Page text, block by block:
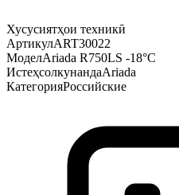
Хусусиятҳои техникӣ
АртикулART30022
МоделAriada R750LS -18°С
ИстеҳсолкунандаAriada
КатегорияРоссийские